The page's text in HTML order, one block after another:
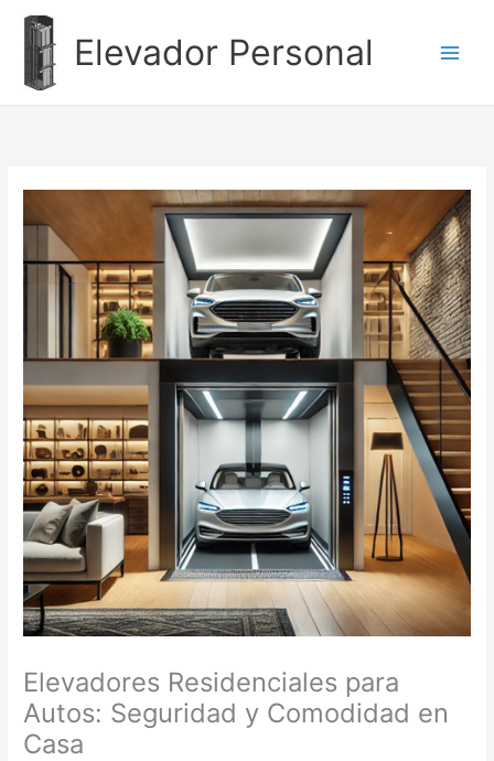
contenido
Elevador Personal
Elevadores Residenciales para
Autos: Seguridad y Comodidad en
Casa